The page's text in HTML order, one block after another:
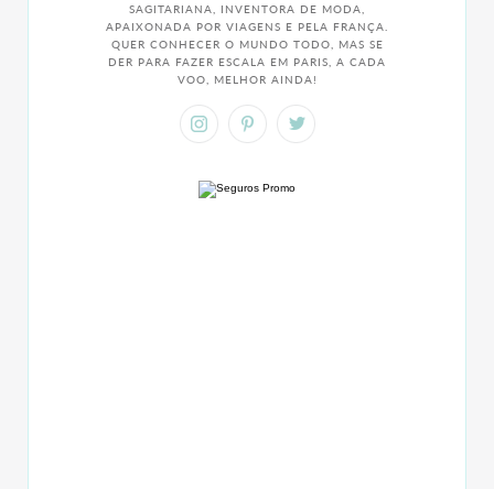
SAGITARIANA, INVENTORA DE MODA,
APAIXONADA POR VIAGENS E PELA FRANÇA.
QUER CONHECER O MUNDO TODO, MAS SE
DER PARA FAZER ESCALA EM PARIS, A CADA
VOO, MELHOR AINDA!